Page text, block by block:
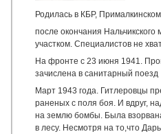
Родилась в КБР,
после окончания
участком. Специалистов не
На фронте с 23 июня 1941.
зачислена в санитарный
Март 1943 года. Гитлеровцы
раненых с поля боя. И вдруг,
на землю бомбы. Была
в лесу. Несмотря на то,что